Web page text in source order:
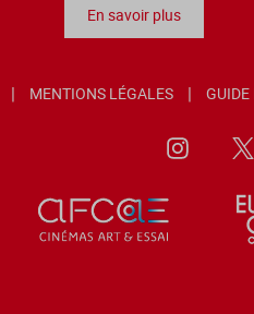
En savoir plus
MENTIONS LÉGALES GUIDE